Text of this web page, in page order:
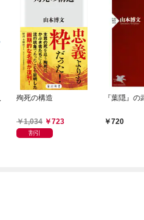
殉死の構造
1,034 723
割引
『葉隠』の
720